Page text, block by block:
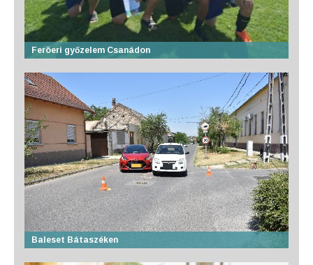
Feröeri győzelem Csanádon
Baleset Bátaszéken